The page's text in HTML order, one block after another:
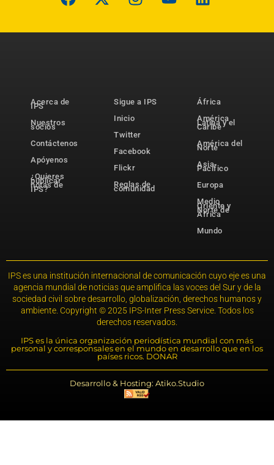
Acerca de
IPS
Nuestros
socios
Contáctenos
Apóyenos
¿Quieres
publicar
notas de
IPS?
Sigue a IPS
Inicio
Twitter
Facebook
Flickr
Reglas de
comunidad
África
América
Latina y el
Caribe
América del
Norte
Asia-
Pacífico
Europa
Medio
Oriente y
Norte de
África
Mundo
IPS es una institución internacional de comunicación cuyo eje es una
agencia mundial de noticias que amplifica las voces del Sur y de la
sociedad civil sobre desarrollo, globalización, derechos humanos y
ambiente. Copyright © 2025 IPS-Inter Press Service. Todos los
derechos reservados.
IPS es la única organización periodística mundial con más
personal y corresponsales en el mundo en desarrollo que en los
países ricos. DONAR
Desarrollo & Hosting: Atiko.Studio